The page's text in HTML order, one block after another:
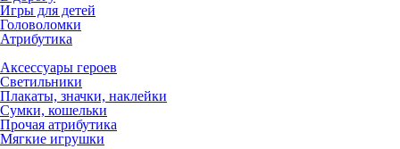
Игры для детей
Головоломки
Атрибутика
Аксессуары героев
Светильники
Плакаты, значки, наклейки
Сумки, кошельки
Прочая атрибутика
Мягкие игрушки